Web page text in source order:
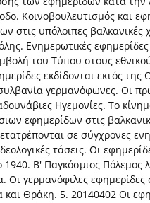
Κοινοβουλευτισμός και
στις υπόλοιπες
Ενημερωτικές
του Τύπου στους
εκδίδονται εκτός
γερμανόφωνες. Οι
Ηγεμονίες. Το
εφημερίδων στις
σε σύγχρονες
τάσεις. Οι
1940. Β' Παγκόσμιος Πόλεμος
γερμανόφιλες εφημερίδες
και Θράκη. 5. 20140402 Οι